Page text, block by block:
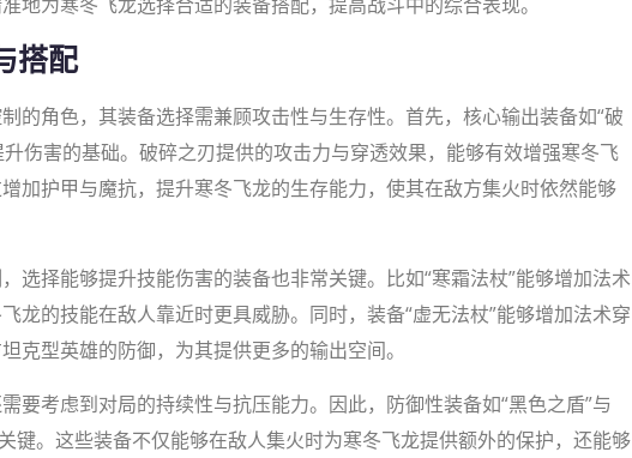
搭配
的角色，其装备选择需兼顾攻击性与生存性。首先，核心输出装备如“破
升伤害的基础。破碎之刃提供的攻击力与穿透效果，能够有效增强寒冬飞
加护甲与魔抗，提升寒冬飞龙的生存能力，使其在敌方集火时依然能够
选择能够提升技能伤害的装备也非常关键。比如“寒霜法杖”能够增加法术
龙的技能在敌人靠近时更具威胁。同时，装备“虚无法杖”能够增加法术穿
克型英雄的防御，为其提供更多的输出空间。
要考虑到对局的持续性与抗压能力。因此，防御性装备如“黑色之盾”与
键。这些装备不仅能够在敌人集火时为寒冬飞龙提供额外的保护，还能够